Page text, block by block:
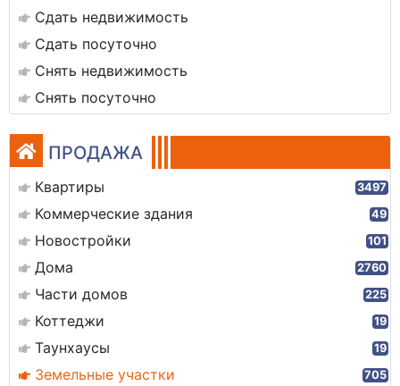
Сдать недвижимость
Сдать посуточно
Снять недвижимость
Снять посуточно
ПРОДАЖА
Квартиры 3497
Коммерческие здания 49
Новостройки 101
Дома 2760
Части домов 225
Коттеджи 19
Таунхаусы 19
Земельные участки 705